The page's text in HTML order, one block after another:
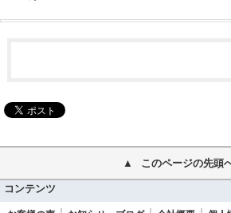
このページの先頭
コンテンツ